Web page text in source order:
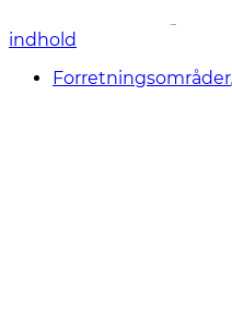
indhold
Forretningsområder